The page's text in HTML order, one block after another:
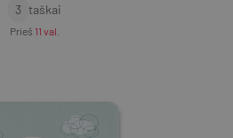
3 taškai
Prieš 11 val.